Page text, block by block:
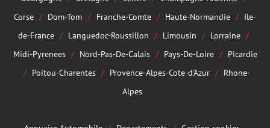
Corse
Dom-Tom Franche-Comte Haute-Normandie
Ile-
de-France
Languedoc-Roussillon Limousin
Lorraine
Midi-Pyrenees
Nord-Pas-De-Calais Pays-De-Loire
Picardie
Poitou-Charentes
Provence-Alpes-Cote-d'Azur
Rhone-
Alpes